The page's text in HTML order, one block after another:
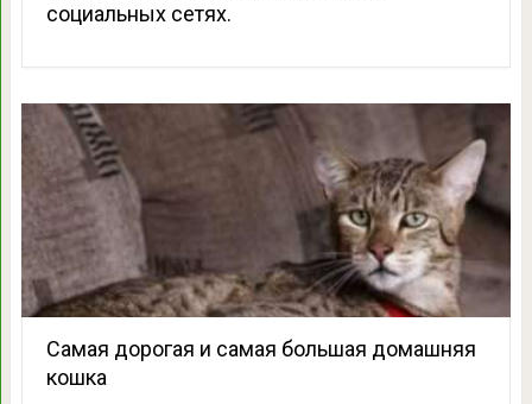
социальных сетях.
Самая дорогая и самая большая домашняя
кошка